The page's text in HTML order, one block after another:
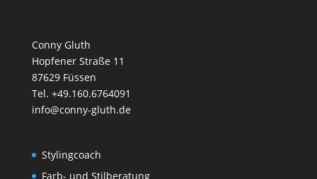
Conny Gluth
Hopfener Straße 11
87629 Füssen
Tel. +49.160.6764091
info@conny-gluth.de
Stylingcoach
Farb- und Stilberatung